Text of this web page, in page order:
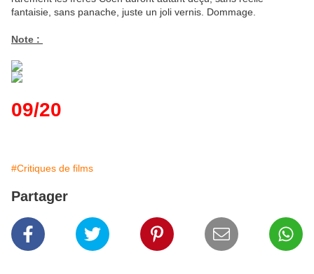
fantaisie, sans panache, juste un joli vernis. Dommage.
Note :
09/20
#Critiques de films
Partager